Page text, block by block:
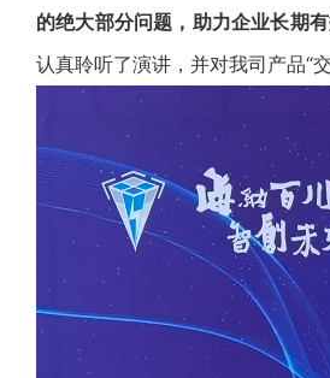
的绝大部分问题，助力企业长期
认真聆听了演讲，并对我司产品“